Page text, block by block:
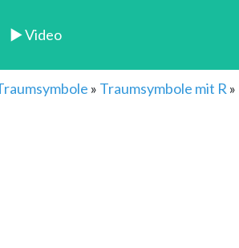
► Video
» Traumsymbole mit R »